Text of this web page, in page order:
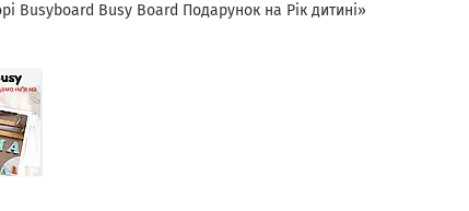
Busyboard Busy Board Подарунок на Рік дитині»